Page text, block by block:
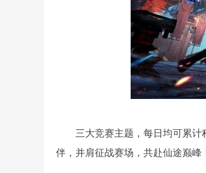
三大竞赛主题，每日均可累
伴，并肩征战赛场，共赴仙途巅峰